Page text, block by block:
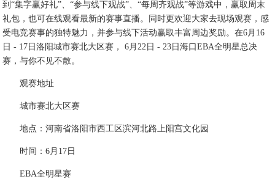
到“集字赢好礼”、“参与线下观战”、“每周齐观战”等游戏中，赢取周末
礼包，也可在线观看最新的赛事直播。同时更欢迎大家去现场观赛，感
受电竞赛事的独特魅力，并参与线下活动赢取丰富周边奖励。在6月16
日 - 17日洛阳城市赛北大区赛， 6月22日 - 23日海口EBA全明星总决
赛，与你不见不散。
观赛地址
城市赛北大区赛
地点：河南省洛阳市西工区滨河北路上阳宫文化园
时间：6月17日
EBA全明星赛